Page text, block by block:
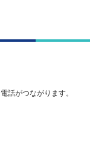
話がつながります。